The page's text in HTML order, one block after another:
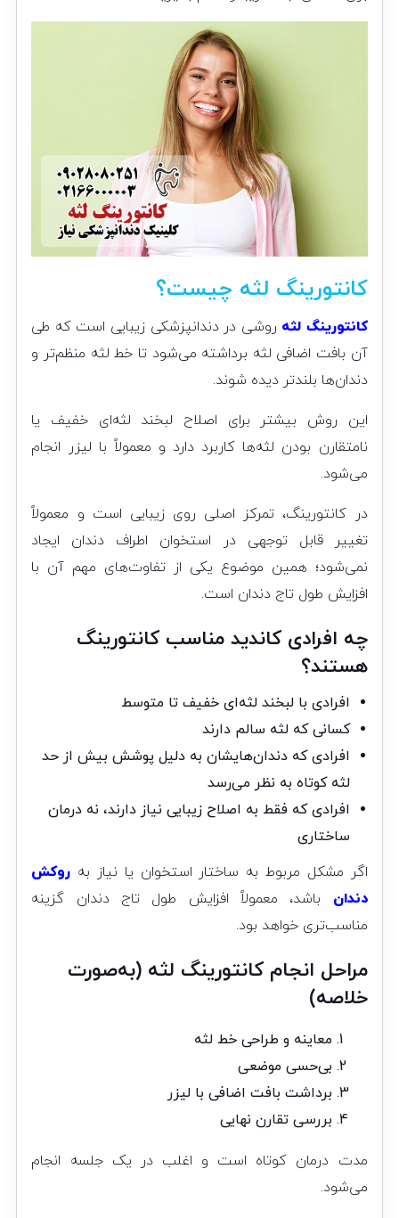
کانتورینگ لثه چیست؟
کانتورینگ لثه روشی در دندانپزشکی زیبایی است که طی
آن بافت اضافی لثه برداشته می‌شود تا خط لثه منظم‌تر و
دندان‌ها بلندتر دیده شوند.
این روش بیشتر برای اصلاح لبخند لثه‌ای خفیف یا
نامتقارن بودن لثه‌ها کاربرد دارد و معمولاً با لیزر انجام
می‌شود.
در کانتورینگ، تمرکز اصلی روی زیبایی است و معمولاً
تغییر قابل توجهی در استخوان اطراف دندان ایجاد
نمی‌شود؛ همین موضوع یکی از تفاوت‌های مهم آن با
افزایش طول تاج دندان است.
چه افرادی کاندید مناسب کانتورینگ
هستند؟
افرادی با لبخند لثه‌ای خفیف تا متوسط
کسانی که لثه سالم دارند
افرادی که دندان‌هایشان به دلیل پوشش بیش از حد
لثه کوتاه به نظر می‌رسد
افرادی که فقط به اصلاح زیبایی نیاز دارند، نه درمان
ساختاری
اگر مشکل مربوط به ساختار استخوان یا نیاز به روکش
دندان باشد، معمولاً افزایش طول تاج دندان گزینه
مناسب‌تری خواهد بود.
مراحل انجام کانتورینگ لثه (به‌صورت
خلاصه)
معاینه و طراحی خط لثه
بی‌حسی موضعی
برداشت بافت اضافی با لیزر
بررسی تقارن نهایی
مدت درمان کوتاه است و اغلب در یک جلسه انجام
می‌شود.